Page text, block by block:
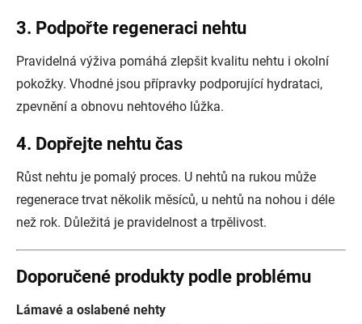
3. Podpořte regeneraci nehtu
Pravidelná výživa pomáhá zlepšit kvalitu nehtu i okolní
pokožky. Vhodné jsou přípravky podporující hydrataci,
zpevnění a obnovu nehtového lůžka.
4. Dopřejte nehtu čas
Růst nehtu je pomalý proces. U nehtů na rukou může
regenerace trvat několik měsíců, u nehtů na nohou i déle
než rok. Důležitá je pravidelnost a trpělivost.
Doporučené produkty podle problému
Lámavé a oslabené nehty